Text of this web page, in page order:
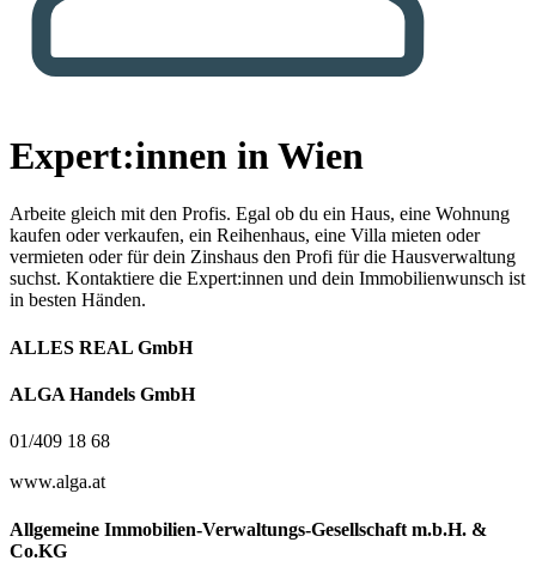
Expert:innen in Wien
Arbeite gleich mit den Profis. Egal ob du ein Haus, eine Wohnung
kaufen oder verkaufen, ein Reihenhaus, eine Villa mieten oder
vermieten oder für dein Zinshaus den Profi für die Hausverwaltung
suchst. Kontaktiere die Expert:innen und dein Immobilienwunsch ist
in besten Händen.
ALLES REAL GmbH
ALGA Handels GmbH
01/409 18 68
www.alga.at
Allgemeine Immobilien-Verwaltungs-Gesellschaft m.b.H. &
Co.KG